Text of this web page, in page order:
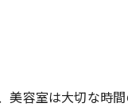
美容室は大切な時